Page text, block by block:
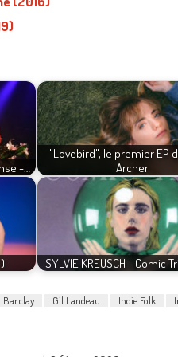
-…
"Lovebird", le premier EP
Archer
SYLVIE KREUSCH - Comic
Barclay Gil Landeau Indie Folk